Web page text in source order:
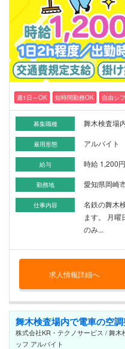
週1日～OK 短時間勤務OK 自由シ
募集職種 舞木検査場
雇用形態 アルバイト
給与 時給 1,200
勤務地 愛知県岡崎
仕事内容
名鉄の舞木
ます。 月曜
のみ...
求人情報詳細へ
舞木検査場内で電車の空
株式会社KR・テクノサービス / 舞
ッフ アルバイト